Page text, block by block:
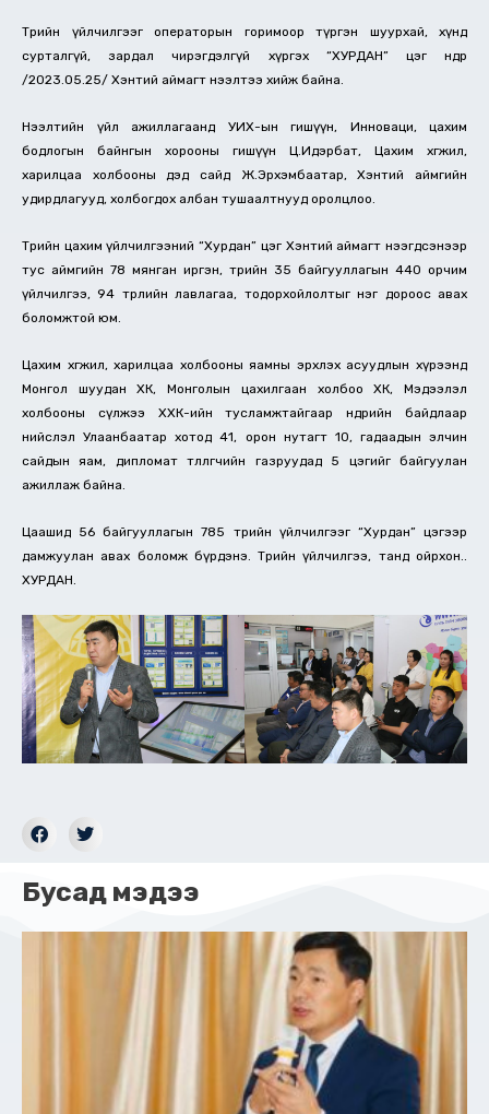
Төрийн үйлчилгээг операторын горимоор түргэн шуурхай, хүнд
сурталгүй, зардал чирэгдэлгүй хүргэх “ХУРДАН” цэг өнөөдөр
/2023.05.25/ Хэнтий аймагт нээлтээ хийж байна.
Нээлтийн үйл ажиллагаанд УИХ-ын гишүүн, Инноваци, цахим
бодлогын байнгын хорооны гишүүн Ц.Идэрбат, Цахим хөгжил,
харилцаа холбооны дэд сайд Ж.Эрхэмбаатар, Хэнтий аймгийн
удирдлагууд, холбогдох албан тушаалтнууд оролцлоо.
Төрийн цахим үйлчилгээний “Хурдан” цэг Хэнтий аймагт нээгдсэнээр
тус аймгийн 78 мянган иргэн, төрийн 35 байгууллагын 440 орчим
үйлчилгээ, 94 төрлийн лавлагаа, тодорхойлолтыг нэг дороос авах
боломжтой юм.
Цахим хөгжил, харилцаа холбооны яамны эрхлэх асуудлын хүрээнд
Монгол шуудан ХК, Монголын цахилгаан холбоо ХК, Мэдээлэл
холбооны сүлжээ ХХК-ийн тусламжтайгаар өнөөдрийн байдлаар
нийслэл Улаанбаатар хотод 41, орон нутагт 10, гадаадын элчин
сайдын яам, дипломат төлөөлөгчийн газруудад 5 цэгийг байгуулан
ажиллаж байна.
Цаашид 56 байгууллагын 785 төрийн үйлчилгээг “Хурдан” цэгээр
дамжуулан авах боломж бүрдэнэ. Төрийн үйлчилгээ, танд ойрхон..
ХУРДАН.
Бусад мэдээ